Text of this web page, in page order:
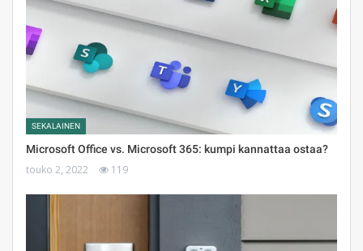
SEKALAINEN
Microsoft Office vs. Microsoft 365: kumpi kannattaa ostaa?
touko 2, 2022 119